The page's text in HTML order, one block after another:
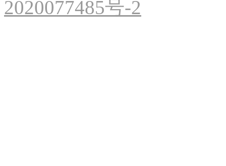
2020077485号-2